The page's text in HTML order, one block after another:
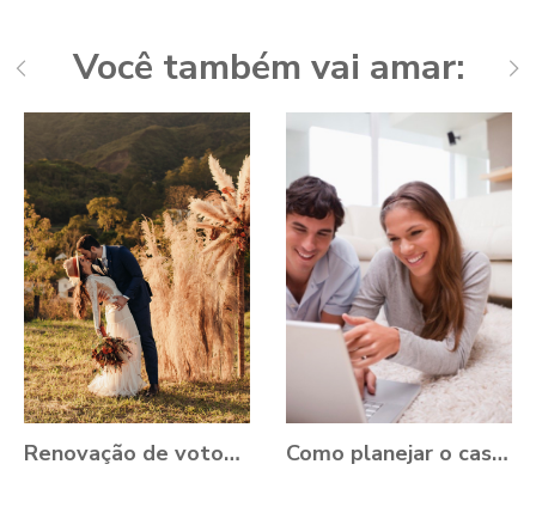
Você também vai amar:
Renovação de votos: Aline e Danilo, Ouro Preto - MG Como planejar o casamento durante a Pandemia?